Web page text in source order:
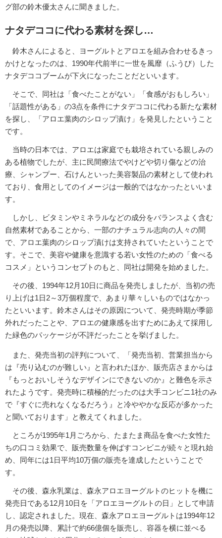
グ部の鈴木優太さんに聞きました。
ナタデココに代わる素材を探し…
鈴木さんによると、ヨーグルトとアロエを組み合わせるきっ
かけとなったのは、1990年代前半に一世を風靡（ふうび）した
ナタデココブームが下火になったことだといいます。
そこで、同社は「食べたことがない」「食感がおもしろい」
「話題性がある」の3点を条件にナタデココに代わる新たな素材
を探し、「アロエ葉肉のシロップ漬け」を発見したということ
です。
当時の日本では、アロエは家庭でも栽培されている親しみの
ある植物でしたが、主に民間療法でやけどや切り傷などの治
療、シャンプー、石けんといった美容製品の素材として使われ
ており、食用としてのイメージは一般的ではなかったといいま
す。
しかし、ビタミンやミネラルなどの成分をバランスよく含む
自然素材であることから、一部のナチュラル志向の人々の間
で、アロエ葉肉のシロップ漬けは支持されていたということで
す。そこで、美容や健康を意識する若い女性のための「食べる
コスメ」というコンセプトのもと、同社は開発を始めました。
その後、1994年12月10日に商品を発売しましたが、当初の売
り上げは1日2～3万個程度で、あまり華々しいものではなかっ
たといいます。鈴木さんはその原因について、発売時期が季節
外れだったことや、アロエの健康感を出すためにあえて採用し
た緑色のパッケージが不評だったことを挙げました。
また、発売当初の評判について、「発売当初、営業担当から
は『売り込むのが難しい』と言われたほか、販売店さまからは
『もっとおいしそうなデザインにできないのか』と難色を示さ
れたようです。発売時に積極的だったのは大手コンビニ1社のみ
で『すぐに売れなくなるだろう』と冷ややかな反応が多かった
と聞いております」と教えてくれました。
ところが1995年1月ごろから、たまたま商品を食べた女性た
ちの口コミ効果で、販売数量を伸ばすコンビニが続々と現れ始
め、同年には1日平均10万個の販売を達成したということで
す。
その後、森永乳業は、森永アロエヨーグルトのヒットを機に
発売日である12月10日を「アロエヨーグルトの日」として申請
し、認定されました。現在、森永アロエヨーグルトは1994年12
月の発売以降、累計で約66億個を販売し、容器を横に並べる